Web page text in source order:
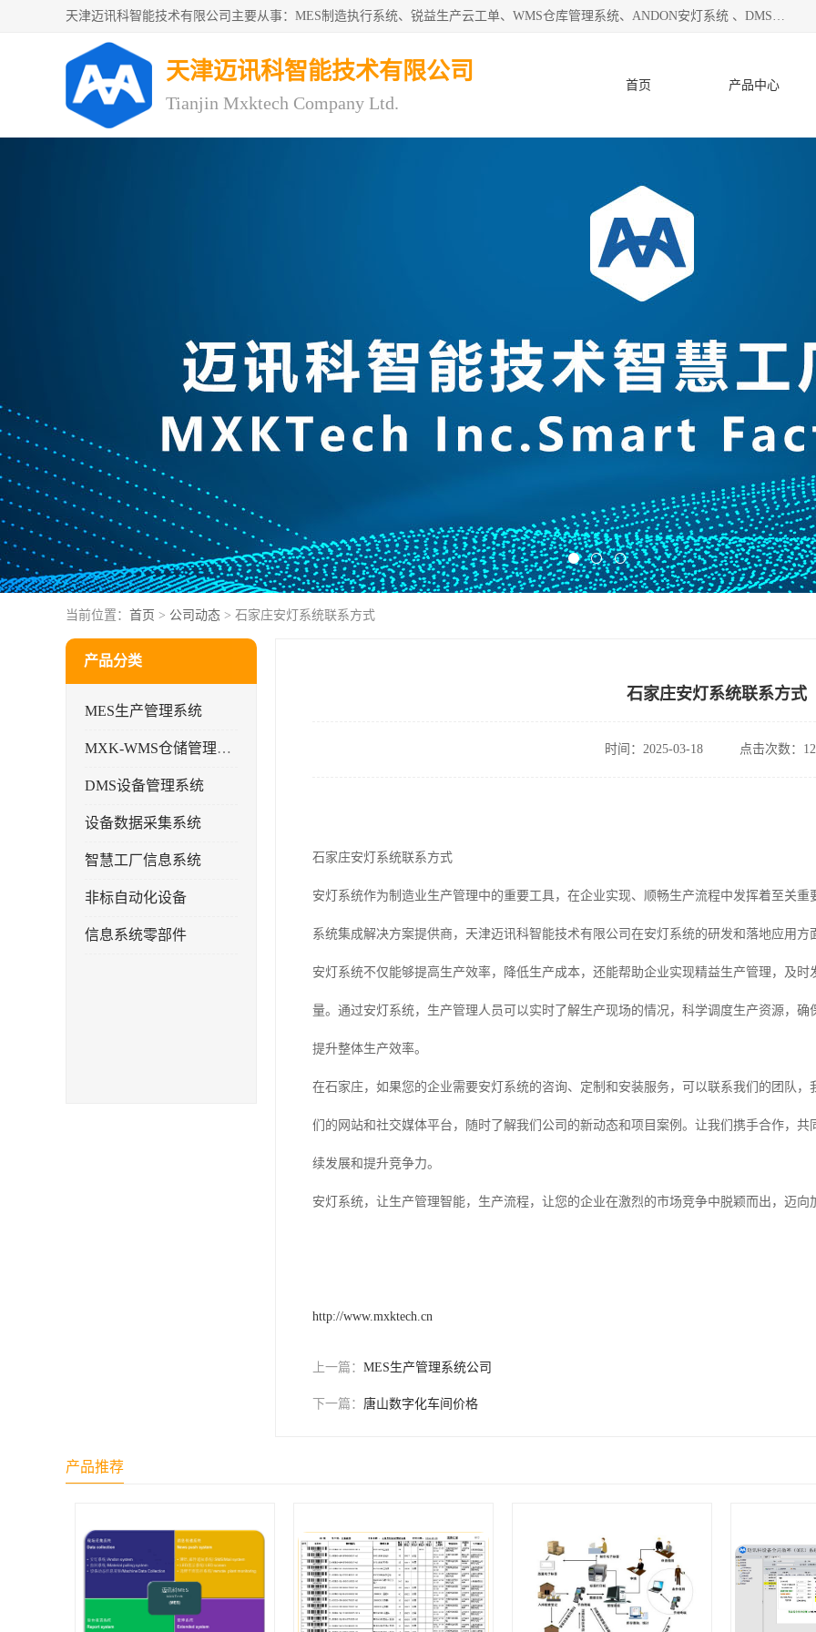
天津迈讯科智能技术有限公司主要从事：MES制造执行系统、锐益生产云工单、WMS仓库管理系统、ANDON安灯系统 、DMS设备管理系统、电气设备健康监测系统、工厂可视化管理、数字化车间；公司是一家专注于企业及制造业信息化、智能化的信息系统集成解决方案提供商的高新技术企业。为企业提供全套的软硬件信息系统集成及安装部署服务。
天津迈讯科智能技术有限公司
Tianjin Mxktech Company Ltd.
首页 产品中心
当前位置： 首页 > 公司动态 > 石家庄安灯系统联系方式
产品分类
MES生产管理系统
MXK-WMS仓储管理系统
DMS设备管理系统
设备数据采集系统
智慧工厂信息系统
非标自动化设备
信息系统零部件
石家庄安灯系统联系方式
时间：2025-03-18 点击次数：
石家庄安灯系统联系方式
安灯系统作为制造业生产管理中的重要工具，在企业实现、顺畅生产流程中发挥着至关
系统集成解决方案提供商，天津迈讯科智能技术有限公司在安灯系统的研发和落地应用
安灯系统不仅能够提高生产效率，降低生产成本，还能帮助企业实现精益生产管理，及
量。通过安灯系统，生产管理人员可以实时了解生产现场的情况，科学调度生产资源，
提升整体生产效率。
在石家庄，如果您的企业需要安灯系统的咨询、定制和安装服务，可以联系我们的团队
们的网站和社交媒体平台，随时了解我们公司的新动态和项目案例。让我们携手合作，
续发展和提升竞争力。
安灯系统，让生产管理智能，生产流程，让您的企业在激烈的市场竞争中脱颖而出，迈向
http://www.mxktech.cn
上一篇： MES生产管理系统公司
下一篇： 唐山数字化车间价格
产品推荐